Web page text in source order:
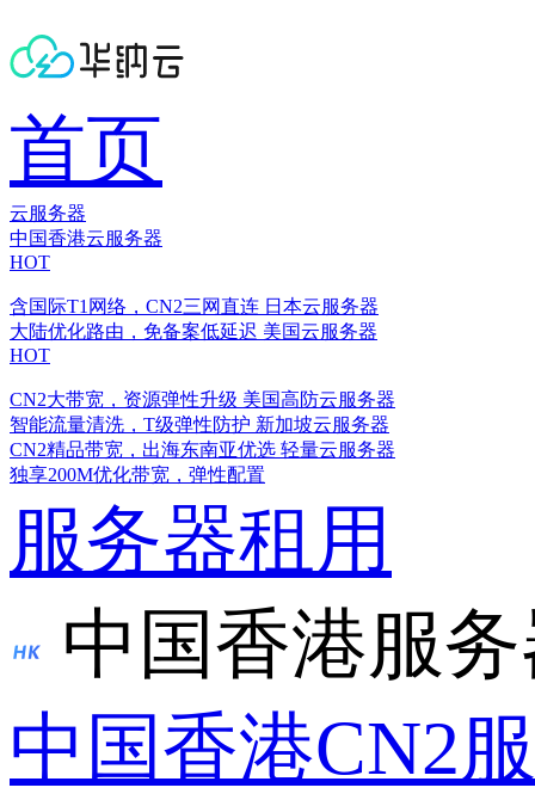
首页
云服务器
中国香港云服务器
HOT
含国际T1网络，CN2三网直连 日本云服务器
大陆优化路由，免备案低延迟 美国云服务器
HOT
CN2大带宽，资源弹性升级 美国高防云服务器
智能流量清洗，T级弹性防护 新加坡云服务器
CN2精品带宽，出海东南亚优选 轻量云服务器
独享200M优化带宽，弹性配置
服务器租用
中国香港服
中国香港CN2